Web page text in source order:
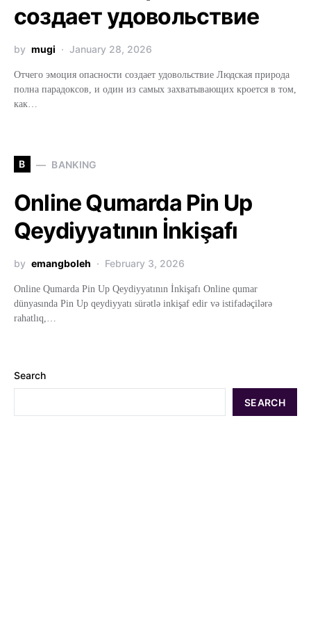
создает удовольствие
by mugi January 28, 2026
Отчего эмоция опасности создает удовольствие Людская природа
полна парадоксов, и один из самых захватывающих кроется в том,
как…
B BANKING
Online Qumarda Pin Up
Qeydiyyatının İnkişafı
by emangboleh February 3, 2026
Online Qumarda Pin Up Qeydiyyatının İnkişafı Online qumar
dünyasında Pin Up qeydiyyatı sürətlə inkişaf edir və istifadəçilərə
rahatlıq,…
Search
SEARCH